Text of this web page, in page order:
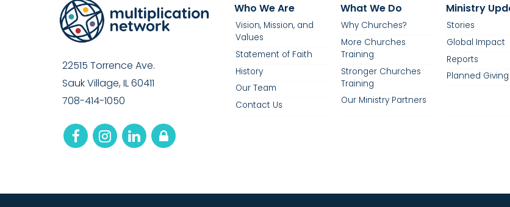
22515 Torrence Ave.
Sauk Village, IL 60411
708-414-1050
Who We Are
Vision, Mission, and
Values
Statement of Faith
History
Our Team
Contact Us
What We Do
Why Churches?
More Churches
Training
Stronger Churches
Training
Our Ministry Partners
Ministry
Stories
Global Impact
Reports
Planned Giving